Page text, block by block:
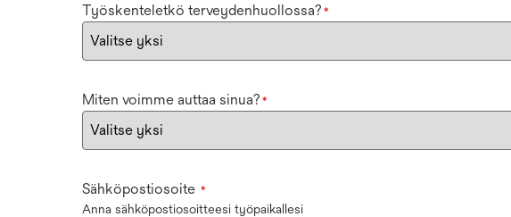
Työskenteletkö terveydenhuollossa? *
Miten voimme auttaa sinua? *
Sähköpostiosoite *
Anna sähköpostiosoitteesi työpaikallesi